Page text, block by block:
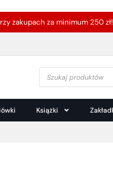
zakupach za minimum 250 zł!
Książki